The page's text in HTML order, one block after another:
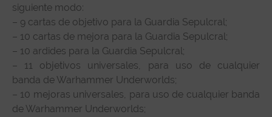
siguiente modo:
– 9 cartas de objetivo para la Guardia Sepulcral;
– 10 cartas de mejora para la Guardia Sepulcral;
– 10 ardides para la Guardia Sepulcral;
– 11 objetivos universales, para uso de cualquier
banda de Warhammer Underworlds;
– 10 mejoras universales, para uso de cualquier banda
de Warhammer Underworlds;